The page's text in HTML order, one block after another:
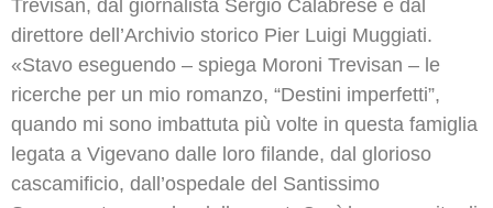
Trevisan, dal giornalista Sergio Calabrese e dal
direttore dell’Archivio storico Pier Luigi Muggiati.
«Stavo eseguendo – spiega Moroni Trevisan – le
ricerche per un mio romanzo, “Destini imperfetti”,
quando mi sono imbattuta più volte in questa famiglia
legata a Vigevano dalle loro filande, dal glorioso
cascamificio, dall’ospedale del Santissimo